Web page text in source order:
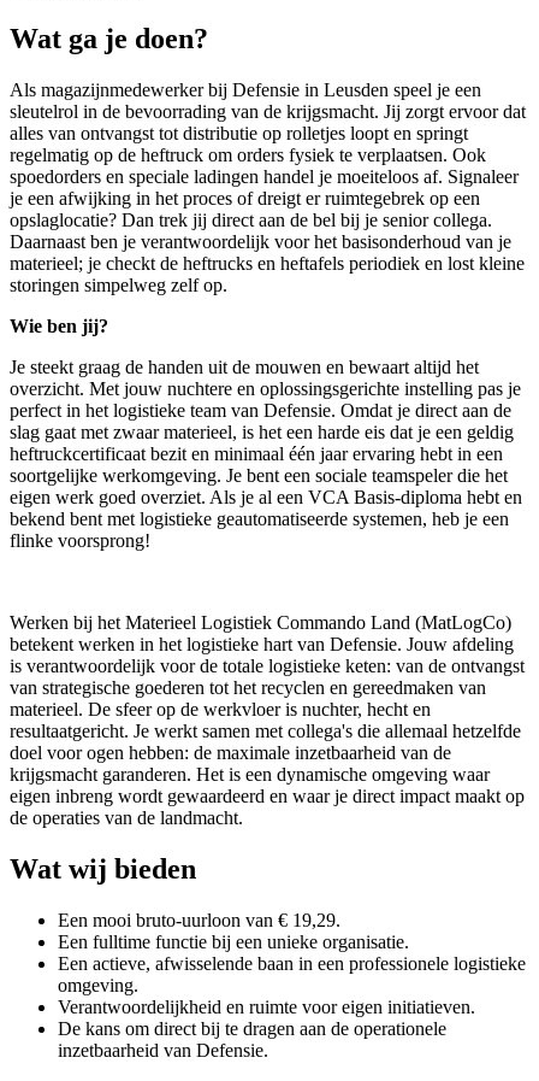
Wat ga je doen?
Als magazijnmedewerker bij Defensie in Leusden speel je een
sleutelrol in de bevoorrading van de krijgsmacht. Jij zorgt ervoor dat
alles van ontvangst tot distributie op rolletjes loopt en springt
regelmatig op de heftruck om orders fysiek te verplaatsen. Ook
spoedorders en speciale ladingen handel je moeiteloos af. Signaleer
je een afwijking in het proces of dreigt er ruimtegebrek op een
opslaglocatie? Dan trek jij direct aan de bel bij je senior collega.
Daarnaast ben je verantwoordelijk voor het basisonderhoud van je
materieel; je checkt de heftrucks en heftafels periodiek en lost kleine
storingen simpelweg zelf op.
Wie ben jij?
Je steekt graag de handen uit de mouwen en bewaart altijd het
overzicht. Met jouw nuchtere en oplossingsgerichte instelling pas je
perfect in het logistieke team van Defensie. Omdat je direct aan de
slag gaat met zwaar materieel, is het een harde eis dat je een geldig
heftruckcertificaat bezit en minimaal één jaar ervaring hebt in een
soortgelijke werkomgeving. Je bent een sociale teamspeler die het
eigen werk goed overziet. Als je al een VCA Basis-diploma hebt en
bekend bent met logistieke geautomatiseerde systemen, heb je een
flinke voorsprong!
Werken bij het Materieel Logistiek Commando Land (MatLogCo)
betekent werken in het logistieke hart van Defensie. Jouw afdeling
is verantwoordelijk voor de totale logistieke keten: van de ontvangst
van strategische goederen tot het recyclen en gereedmaken van
materieel. De sfeer op de werkvloer is nuchter, hecht en
resultaatgericht. Je werkt samen met collega's die allemaal hetzelfde
doel voor ogen hebben: de maximale inzetbaarheid van de
krijgsmacht garanderen. Het is een dynamische omgeving waar
eigen inbreng wordt gewaardeerd en waar je direct impact maakt op
de operaties van de landmacht.
Wat wij bieden
Een mooi bruto-uurloon van € 19,29.
Een fulltime functie bij een unieke organisatie.
Een actieve, afwisselende baan in een professionele logistieke
omgeving.
Verantwoordelijkheid en ruimte voor eigen initiatieven.
De kans om direct bij te dragen aan de operationele
inzetbaarheid van Defensie.